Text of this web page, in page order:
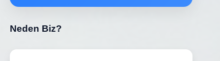
Neden Biz?